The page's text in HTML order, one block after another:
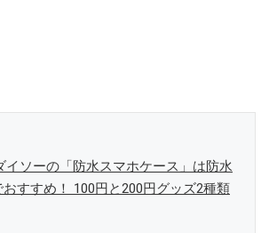
イソーの「防水スマホケース」は防水
すすめ！ 100円と200円グッズ2種類